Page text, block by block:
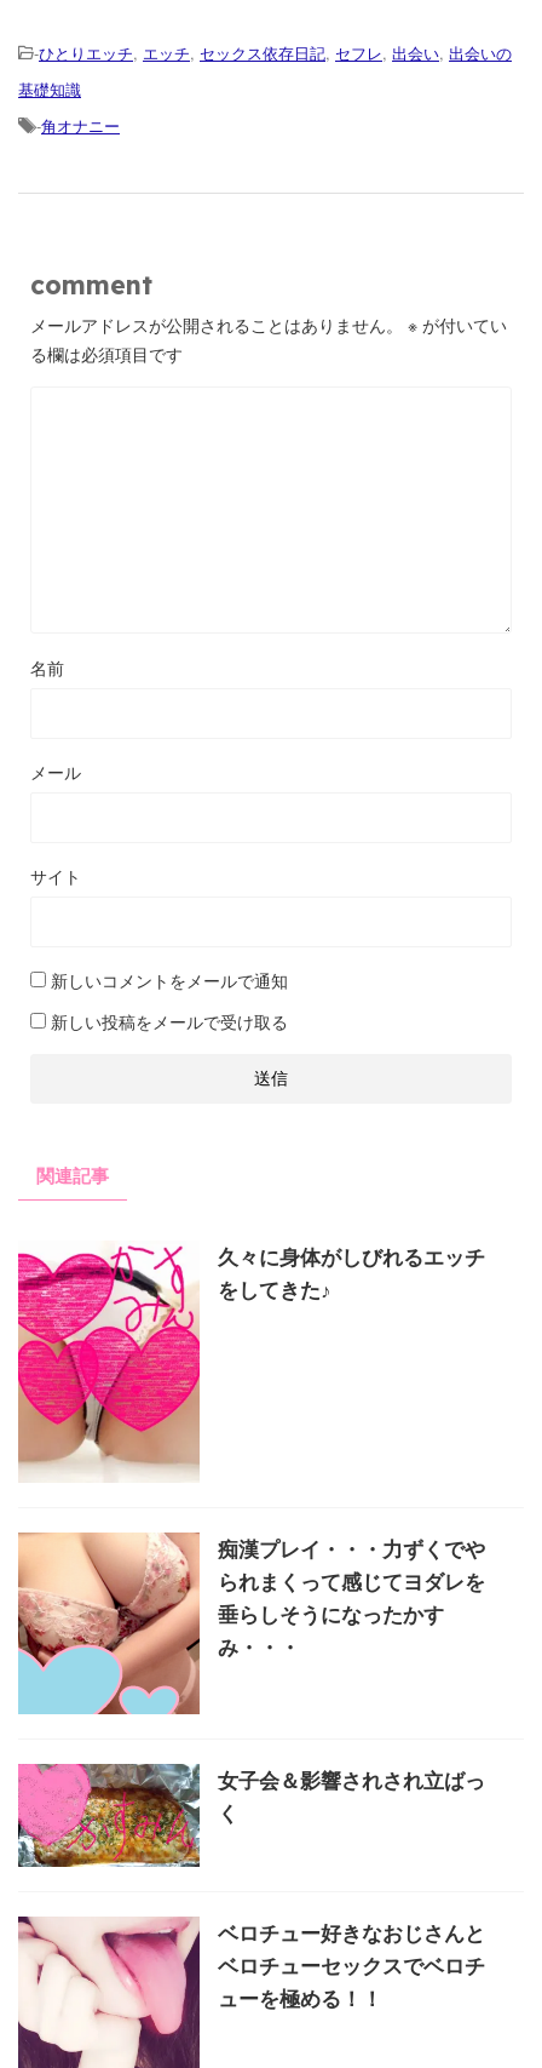
-ひとりエッチ, エッチ, セックス依存日記, セフレ, 出会い, 出会いの
基礎知識
-角オナニー
comment
メールアドレスが公開されることはありません。 ※ が付いてい
る欄は必須項目です
名前
メール
サイト
新しいコメントをメールで通知
新しい投稿をメールで受け取る
関連記事
久々に身体がしびれるエッチ
をしてきた♪
痴漢プレイ・・・力ずくでや
られまくって感じてヨダレを
垂らしそうになったかす
み・・・
女子会＆影響されされ立ばっ
く
ベロチュー好きなおじさんと
ベロチューセックスでベロチ
ューを極める！！